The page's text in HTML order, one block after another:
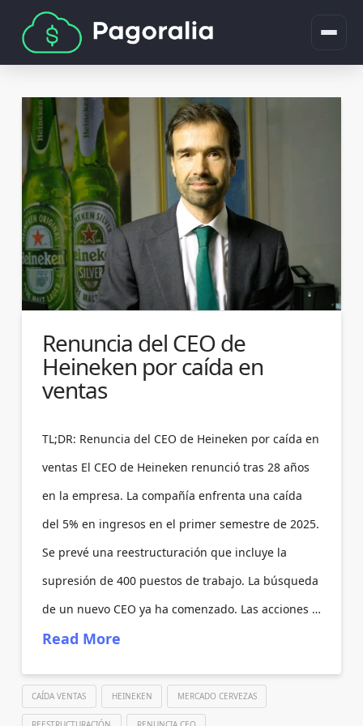
Renuncia del CEO de
Heineken por caída en
ventas
TL;DR: Renuncia del CEO de Heineken por caída en
ventas El CEO de Heineken renunció tras 28 años
en la empresa. La compañía enfrenta una caída
del 5% en ingresos en el primer semestre de 2025.
Se prevé una reestructuración que incluye la
supresión de 400 puestos de trabajo. La búsqueda
de un nuevo CEO ya ha comenzado. Las acciones …
Read More
CAÍDA VENTAS HEINEKEN MERCADO CERVEZAS